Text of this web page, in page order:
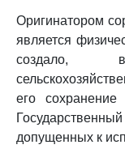
Оригинатором
является
создало,
его
допущенных к